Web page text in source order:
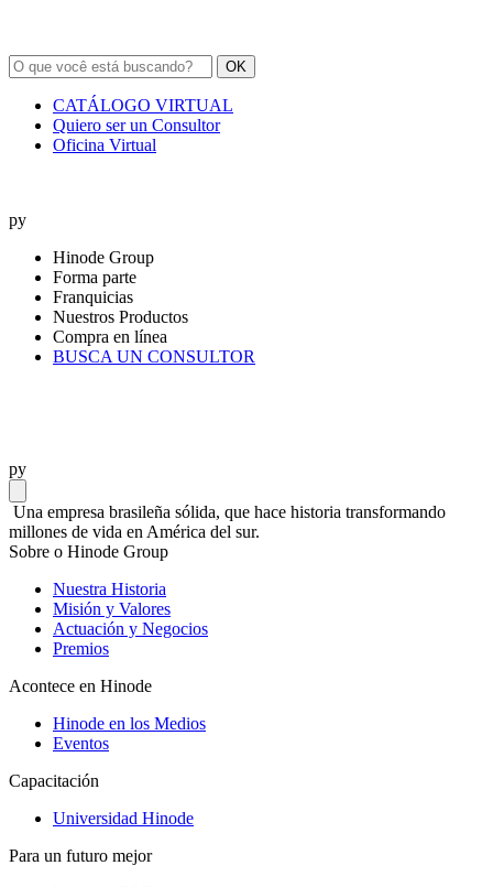
OK
CATÁLOGO VIRTUAL
Quiero ser un Consultor
Oficina Virtual
py
Hinode Group
Forma parte
Franquicias
Nuestros Productos
Compra en línea
BUSCA UN CONSULTOR
py
Una empresa brasileña sólida, que hace historia transformando
millones de vida en América del sur.
Sobre o Hinode Group
Nuestra Historia
Misión y Valores
Actuación y Negocios
Premios
Acontece en Hinode
Hinode en los Medios
Eventos
Capacitación
Universidad Hinode
Para un futuro mejor